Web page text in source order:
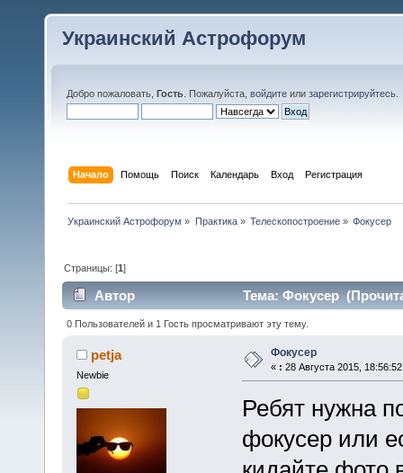
Украинский Астрофорум
Добро пожаловать, Гость . Пожалуйста, войдите или зарегистрируйтесь
Начало Помощь Поиск Календарь Вход Регистрация
Украинский Астрофорум » Практика» Телескопостроение» Фокусер
Страницы: [1]
Автор Тема: Фокусер
0 Пользователей и 1 Гость просматривают эту тему.
petja
Newbie
Фокусер
« : 28 Августа 2015,
Ребят нужна
фокусер или